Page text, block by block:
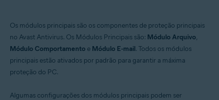
Avast Free Antivirus
Sistemas operacionais:
Os módulos principais são os componentes de proteção principais
no Avast Antivirus. Os Módulos Principais são: Módulo Arquivo,
Módulo Comportamento e Módulo E-mail. Todos os módulos
principais estão ativados por padrão para garantir a máxima
proteção do PC.
Algumas configurações dos módulos principais podem ser